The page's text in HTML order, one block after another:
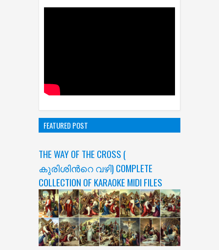
FEATURED POST
THE WAY OF THE CROSS (
കുരിശിന്‍റെ വഴി) COMPLETE
COLLECTION OF KARAOKE MIDI FILES